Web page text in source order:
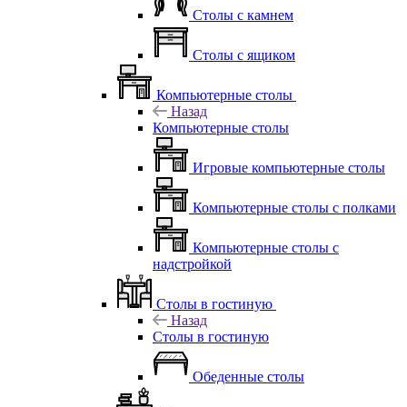
Столы с камнем
Столы с ящиком
Компьютерные столы
Назад
Компьютерные столы
Игровые компьютерные столы
Компьютерные столы с полками
Компьютерные столы с
надстройкой
Столы в гостиную
Назад
Столы в гостиную
Обеденные столы